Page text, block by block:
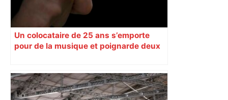
Un colocataire de 25 ans s’emporte
pour de la musique et poignarde deux